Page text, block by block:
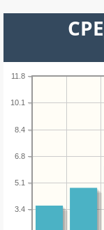
3.4
5.1
6.8
8.4
10.1
11.8